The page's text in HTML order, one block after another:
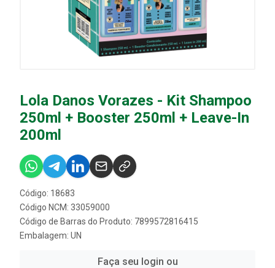
Lola Danos Vorazes - Kit Shampoo
250ml + Booster 250ml + Leave-In
200ml
Código: 18683
Código NCM: 33059000
Código de Barras do Produto: 7899572816415
Embalagem: UN
Faça seu login ou